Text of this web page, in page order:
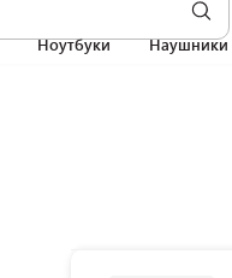
Ноутбуки Наушники